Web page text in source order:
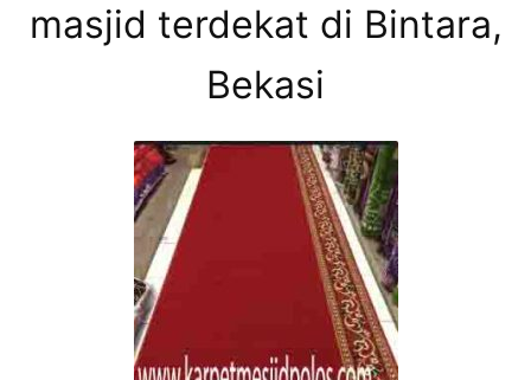
masjid terdekat di Bintara,
Bekasi